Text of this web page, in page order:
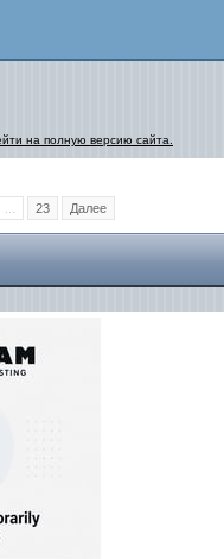
на полную версию сайта.
23 Далее